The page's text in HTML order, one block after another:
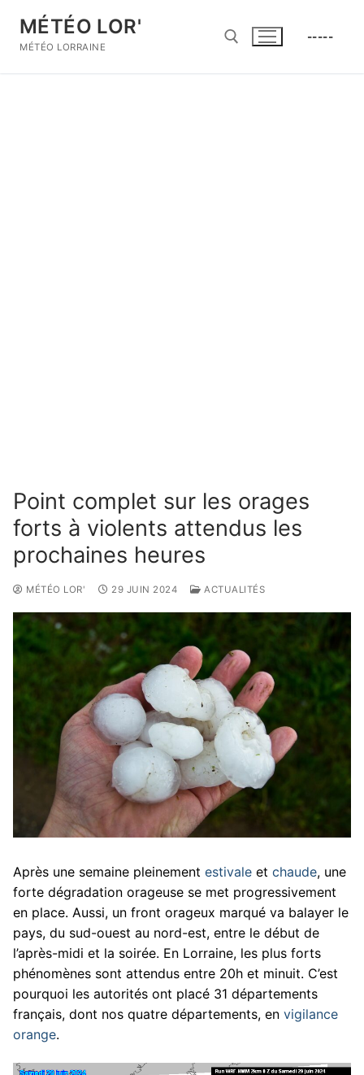
contenu
MÉTÉO LOR'
MÉTÉO LORRAINE
-----
Point complet sur les orages
forts à violents attendus les
prochaines heures
MÉTÉO LOR' 29 JUIN 2024 ACTUALITÉS
Après une semaine pleinement estivale et chaude, une
forte dégradation orageuse se met progressivement
en place. Aussi, un front orageux marqué va balayer le
pays, du sud-ouest au nord-est, entre le début de
l’après-midi et la soirée. En Lorraine, les plus forts
phénomènes sont attendus entre 20h et minuit. C’est
pourquoi les autorités ont placé 31 départements
français, dont nos quatre départements, en vigilance
orange.